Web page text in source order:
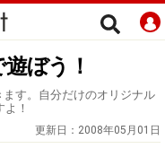
ぼう！
す。自分だけのオリジナル
！
更新日： 2008年05月01日